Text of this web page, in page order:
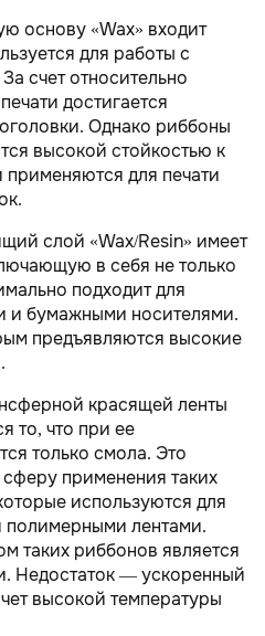
основу «Wax» входит
для работы с
счет относительно
достигается
Однако риббоны
высокой стойкостью к
для печати
слой «Wax/Resin» имеет
в себя не только
подходит для
и бумажными носителями.
предъявляются высокие
красящей ленты
то, что при ее
только смола. Это
применения таких
используются для
полимерными лентами.
таких риббонов является
Недостаток — ускоренный
высокой температуры